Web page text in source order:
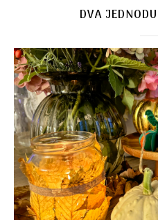
DVA